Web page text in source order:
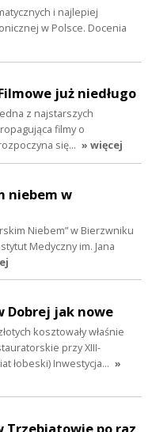
i najlepiej
w Polsce. Docenia
już niedługo
z najstarszych
filmy o
się… » więcej
niebem w
Niebem” w Bierzwniku
Medyczny im. Jana
Dobrej jak nowe
kosztowały właśnie
przy XIII-
łobeski) Inwestycja… »
Trzebiatowie po raz